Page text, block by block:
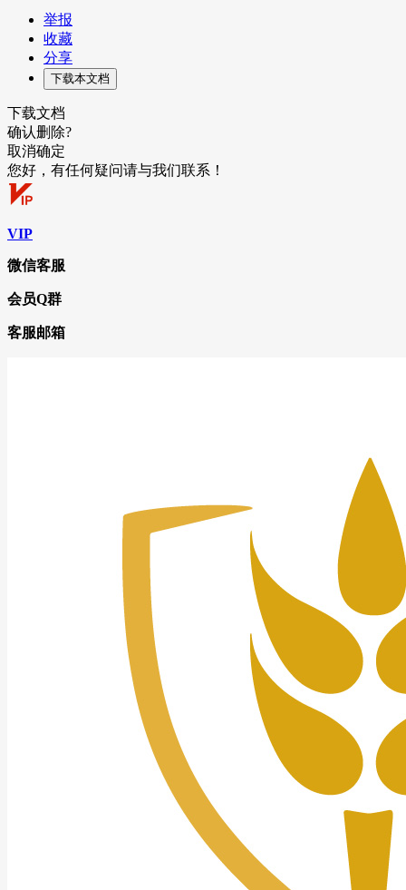
举报
收藏
分享
下载本文档
下载文档
确认删除?
取消确定
您好，有任何疑问请与我们联系！
VIP
微信客服
会员Q群
客服邮箱